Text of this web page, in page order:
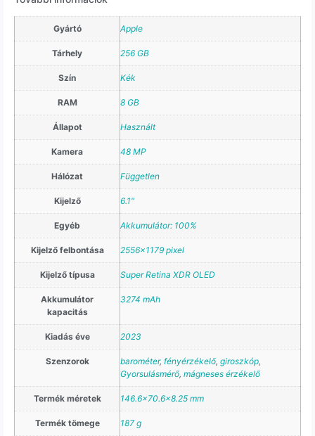
Gyártó Apple
Tárhely 256 GB
Szín Kék
RAM 8 GB
Állapot Használt
Kamera 48 MP
Hálózat Független
Kijelző 6.1"
Egyéb Akkumulátor: 100%
Kijelző felbontása 2556×1179 pixel
Kijelző típusa Super Retina XDR OLED
Akkumulátor
kapacitás
3274 mAh
Kiadás éve 2023
Szenzorok barométer, fényérzékelő, giroszkóp,
Gyorsulásmérő, mágneses érzékelő
Termék méretek 146.6×70.6×8.25 mm
Termék tömege 187 g